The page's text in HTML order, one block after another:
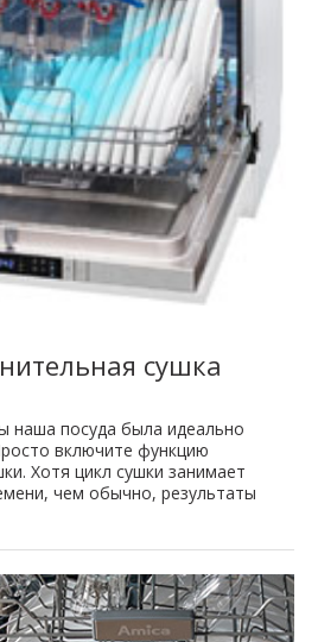
сушка
наша посуда была идеально
включите функцию
Хотя цикл сушки занимает
чем обычно, результаты